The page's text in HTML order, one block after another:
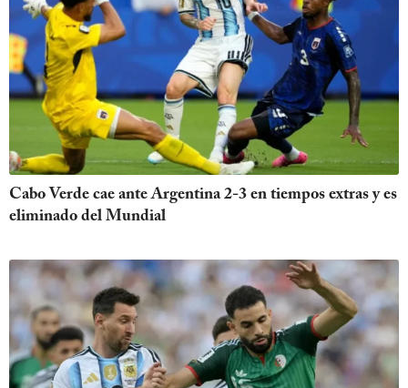
Cabo Verde cae ante Argentina 2-3 en tiempos extras y es
eliminado del Mundial